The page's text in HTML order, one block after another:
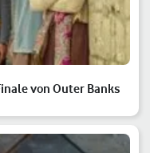
von Outer Banks